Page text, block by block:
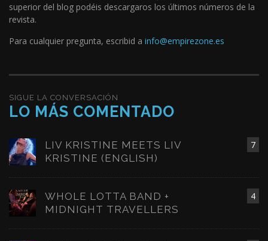
superior del blog podéis descargaros los últimos números de la
revista.
Para cualquier pregunta, escribid a info@empirezone.es
SIGUE LA CONVERSACIÓN
LO MÁS COMENTADO
7
LIV KRISTINE MEETS LIV
KRISTINE (ENGLISH)
4
WHOLE LOTTA BAND +
MIDNIGHT TRAVELLERS